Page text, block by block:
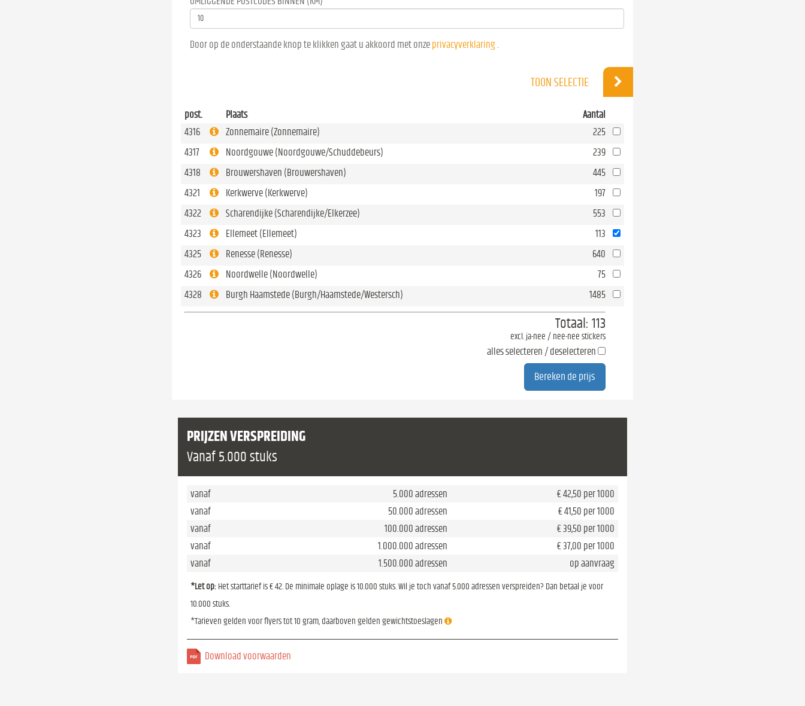
Door op de onderstaande knop te klikken gaat u akkoord met onze privacyverklaring
TOON SELECTIE
post. Plaats
Aantal
4316
Zonnemaire (Zonnemaire)
225
4317
Noordgouwe (Noordgouwe/Schuddebeurs)
239
4318
Brouwershaven (Brouwershaven)
445
4321
Kerkwerve (Kerkwerve)
197
4322
Scharendijke (Scharendijke/Elkerzee)
553
4323
Ellemeet (Ellemeet)
113
4325
Renesse (Renesse)
640
4326
Noordwelle (Noordwelle)
75
4328
Burgh Haamstede (Burgh/Haamstede/Westersch) 1485
Totaal: 113
excl. ja-nee / nee-nee stickers
alles selecteren / deselecteren
PRIJZEN VERSPREIDING
Vanaf 5.000 stuks
vanaf 5.000 adressen
€ 42,50 per 1000
vanaf
50.000 adressen
€ 41,50 per 1000
vanaf
100.000 adressen
€ 39,50 per 1000
vanaf
1.000.000 adressen
€ 37,00 per 1000
vanaf
1.500.000 adressen op aanvraag
*Let op: Het starttarief is € 42. De minimale oplage is 10.000 stuks. Wil je toch vanaf 5.000 adressen verspreiden? Dan betaal je voor
10.000 stuks.
*Tarieven gelden voor flyers tot 10 gram, daarboven gelden gewichtstoeslagen
Download voorwaarden